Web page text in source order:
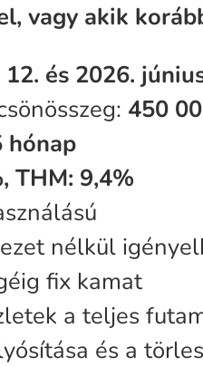
vagy akik
12. és 2026.
450
hónap
THM: 9,4%
nélkül
fix kamat
a teljes
és a